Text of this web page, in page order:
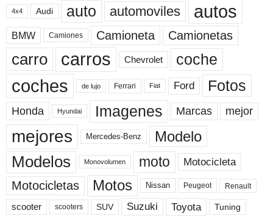
4x4 Audi auto automoviles autos
BMW Camiones Camioneta Camionetas
carro carros Chevrolet coche
coches de lujo Ferrari Fiat Ford Fotos
Honda Hyundai Imagenes Marcas mejor
mejores Mercedes-Benz Modelo
Modelos Monovolumen moto Motocicleta
Motocicletas Motos Nissan Peugeot Renault
scooter scooters SUV Suzuki Toyota Tuning